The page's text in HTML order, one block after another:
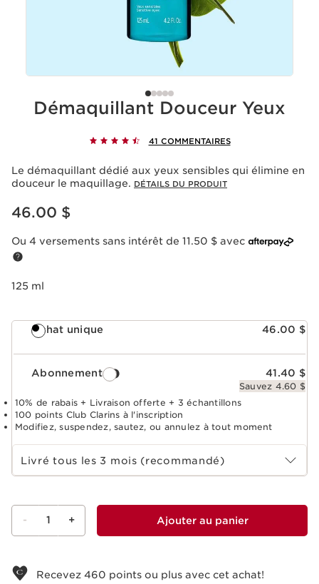
Démaquillant Douceur Yeux
41 COMMENTAIRES
Le démaquillant dédié aux yeux sensibles qui élimine en
douceur le maquillage. DÉTAILS DU PRODUIT
Nouveau prix 46.00 $
46.00 $
Ou 4 versements sans intérêt de 11.50 $ avec
125 ml
Achat unique 46.00 $
Abonnement 41.40 $
Sauvez 4.60 $
10% de rabais + Livraison offerte + 3 échantillons
100 points Club Clarins à l'inscription
Modifiez, suspendez, sautez, ou annulez à tout moment
Choisir la période d''abonnement
Livré tous les 3 mois (recommandé)
- 1 + Ajouter au panier
Recevez 460 points ou plus avec cet achat!